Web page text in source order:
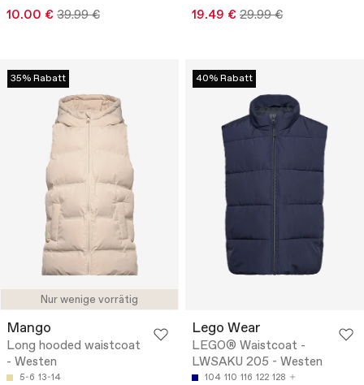
10.00 € 39.99 € 19.49 € 29.99 €
Nur wenige vorrätig
35% Rabatt
Mango
Long hooded waistcoat
- Westen
5-6 13-14
40% Rabatt
Lego Wear
LEGO® Waistcoat -
LWSAKU 205 - Westen
104 110 116 122 128